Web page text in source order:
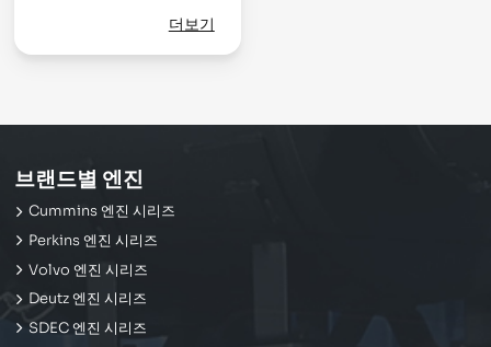
더보기
브랜드별 엔진
Cummins 엔진 시리즈
Perkins 엔진 시리즈
Volvo 엔진 시리즈
Deutz 엔진 시리즈
SDEC 엔진 시리즈